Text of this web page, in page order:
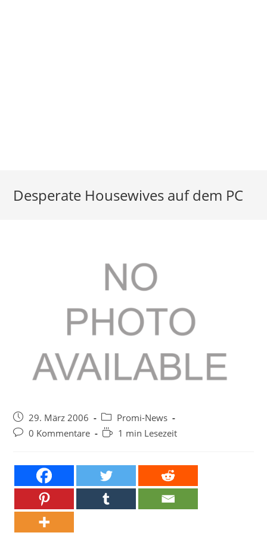
Desperate Housewives auf dem PC
Beitrag
veröffentlicht:
29. März 2006
Beitrags-
Kategorie:
Promi-News
Beitrags-
0 Kommentare Lesedauer:
1 min Lesezeit